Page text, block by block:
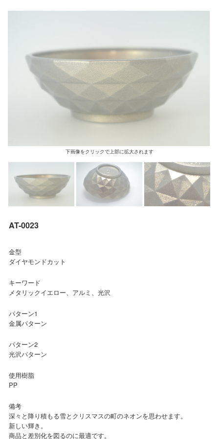
下画像をクリックで上部に拡大されます
AT-0023
金型
ダイヤモンドカット
キーワード
メタリックイエロー、アルミ、光沢
パターン1
金属パターン
パターン2
光沢パターン
使用樹脂
PP
備考
深々と降り積もる雪とクリスマスの町のネオンを思わせます。
新しい輝き。
商品と差別化を図るのに最適です。